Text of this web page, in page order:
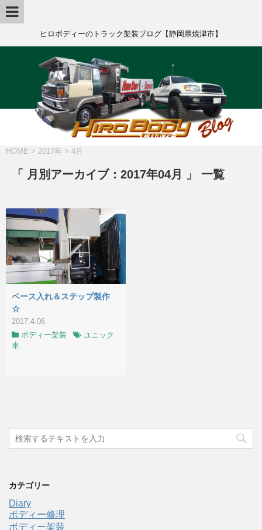
ヒロボディーのトラック架装ブログ【静岡県焼津市】
HOME > 2017年 > 4月
「 月別アーカイブ：2017年04月 」 一覧
ベース入れ＆ステップ製作
☆
2017.4.06
ボディー架装
ユニック
車
カテゴリー
Diary
ボディー修理
ボディー架装